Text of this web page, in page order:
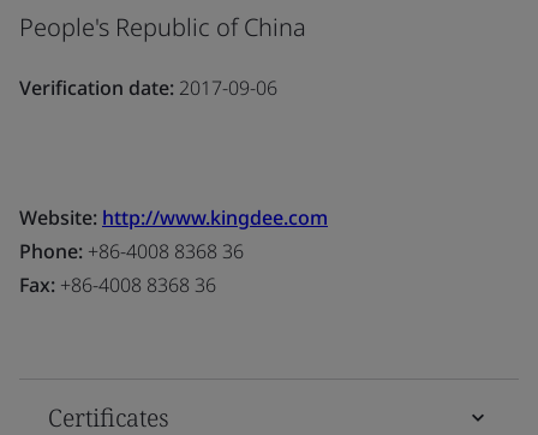
People's Republic of China
Verification date: 2017-09-06
Website: http://www.kingdee.com
Phone: +86-4008 8368 36
Fax: +86-4008 8368 36
Certificates